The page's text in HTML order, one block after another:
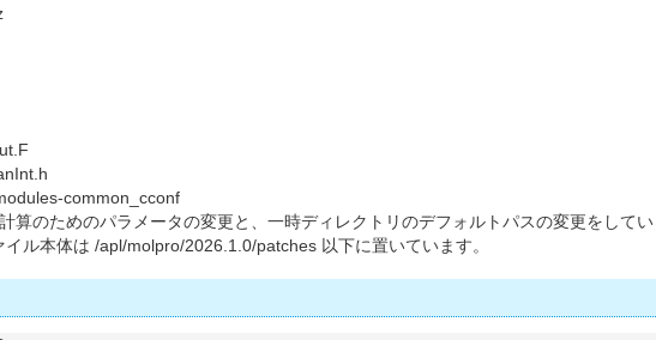
common_cconf
算のためのパラメータの変更と、一時ディレクトリのデフォルトパスの変更をして
イル本体は /apl/molpro/2026.1.0/patches 以下に置いています。